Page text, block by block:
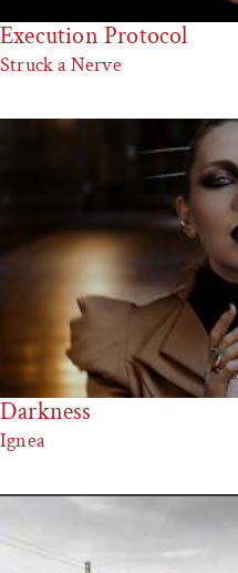
Execution Protocol
Struck a Nerve
Darkness
Ignea